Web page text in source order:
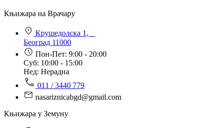
Књижара на Врачару
Крушедолска 1,
Београд 11000
Пон-Пет: 9:00 - 20:00
Суб: 10:00 - 15:00
Нед: Нерадна
011 / 3440 779
nasariznicabgd@gmail.com
Књижара у Земуну